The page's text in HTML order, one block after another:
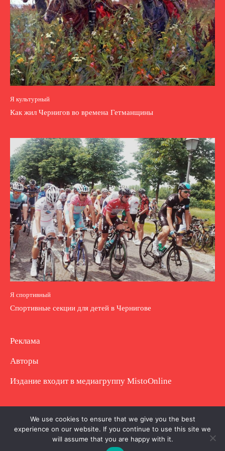
Я культурный
Как жил Чернигов во времена Гетманщины
Я спортивный
Спортивные секции для детей в Чернигове
Реклама
Авторы
Издание входит в медиагруппу MistoOnline
Copyright © Полное использование материала
запрещено. Частично разрешено с гиперссылкой.
We use cookies to ensure that we give you the best
experience on our website. If you continue to use this site we
will assume that you are happy with it.